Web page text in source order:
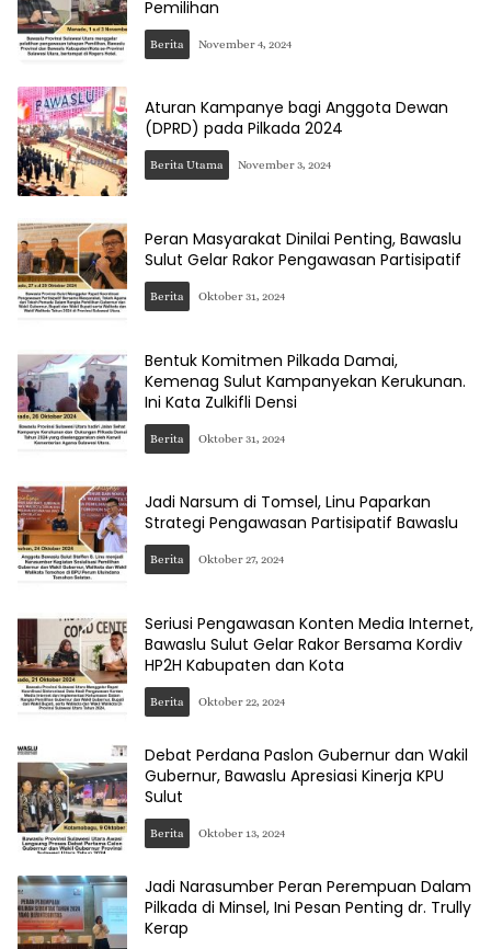
Pemilihan
Berita November 4, 2024
Aturan Kampanye bagi Anggota Dewan
(DPRD) pada Pilkada 2024
Berita Utama November 3, 2024
Peran Masyarakat Dinilai Penting, Bawaslu
Sulut Gelar Rakor Pengawasan Partisipatif
Berita Oktober 31, 2024
Bentuk Komitmen Pilkada Damai,
Kemenag Sulut Kampanyekan Kerukunan.
Ini Kata Zulkifli Densi
Berita Oktober 31, 2024
Jadi Narsum di Tomsel, Linu Paparkan
Strategi Pengawasan Partisipatif Bawaslu
Berita Oktober 27, 2024
Seriusi Pengawasan Konten Media Internet,
Bawaslu Sulut Gelar Rakor Bersama Kordiv
HP2H Kabupaten dan Kota
Berita Oktober 22, 2024
Debat Perdana Paslon Gubernur dan Wakil
Gubernur, Bawaslu Apresiasi Kinerja KPU
Sulut
Berita Oktober 13, 2024
Jadi Narasumber Peran Perempuan Dalam
Pilkada di Minsel, Ini Pesan Penting dr. Trully
Kerap